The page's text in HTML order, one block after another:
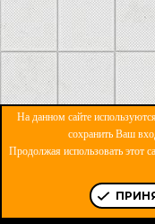
ОБРАТНАЯ
На данном сайте
сохранить Ваш
Продолжая использовать этот